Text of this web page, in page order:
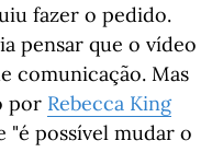
fazer o pedido.
pensar que o vídeo
comunicação. Mas
por Rebecca King
"é possível mudar o